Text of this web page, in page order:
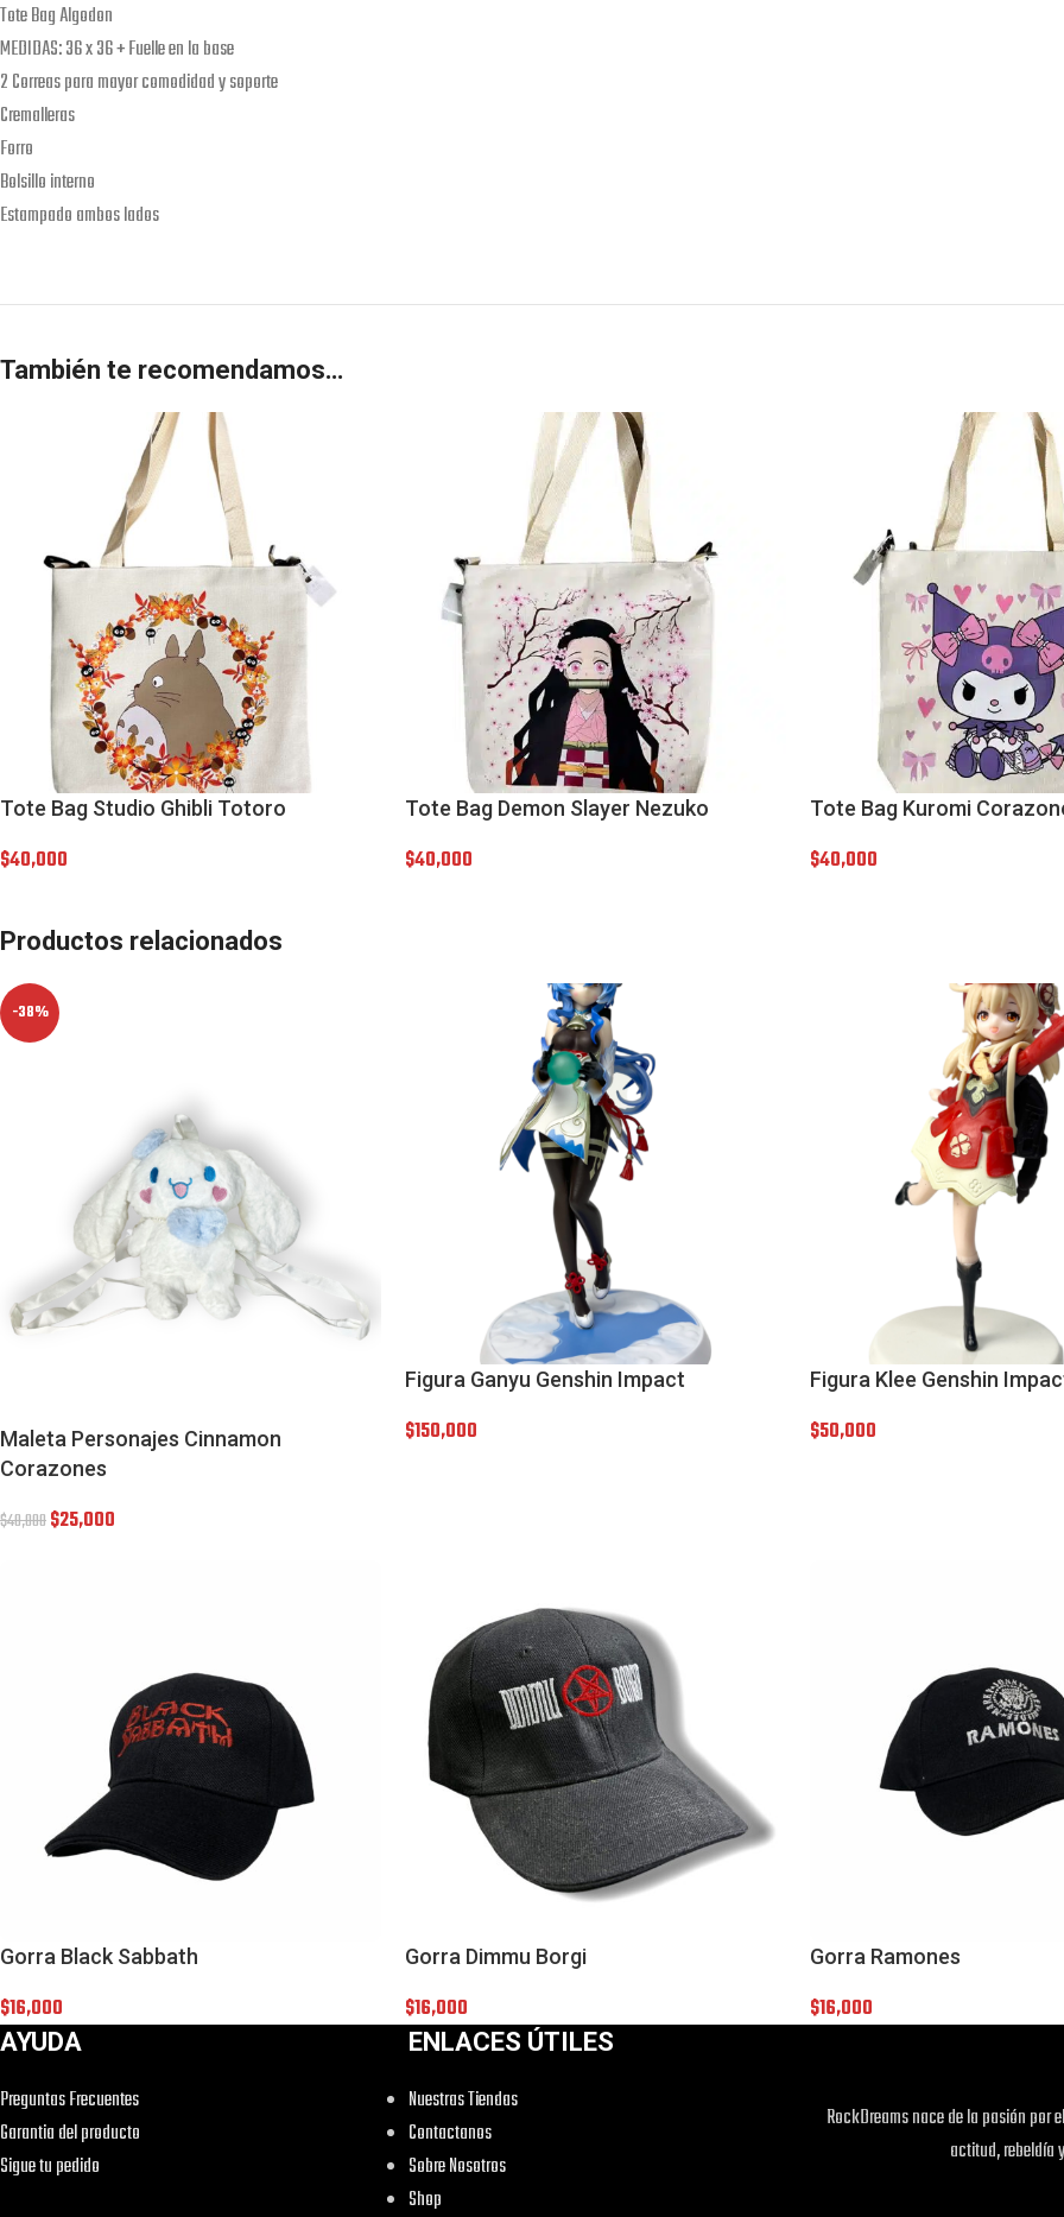
Tote Bag Algodon
MEDIDAS: 36 x 36 + Fuelle en la base
2 Correas para mayor comodidad y soporte
Cremalleras
Forro
Bolsillo interno
Estampado ambos lados
También te recomendamos…
Tote Bag Studio Ghibli Totoro
$40,000
Tote Bag Demon Slayer Nezuko
$40,000
Tote Bag Kuromi
$40,000
Productos relacionados
-38%
Maleta Personajes Cinnamon
Corazones
$40,000$25,000
Figura Ganyu Genshin Impact
$150,000
Figura Klee Genshin
$50,000
Gorra Black Sabbath
$16,000
Gorra Dimmu Borgi
$16,000
Gorra Ramones
$16,000
AYUDA
Preguntas Frecuentes
Garantia del producto
Sigue tu pedido
ENLACES ÚTILES
Nuestras Tiendas
Contactanos
Sobre Nosotros
Shop
RockDreams nace de la pasión por
actitud, rebeldía